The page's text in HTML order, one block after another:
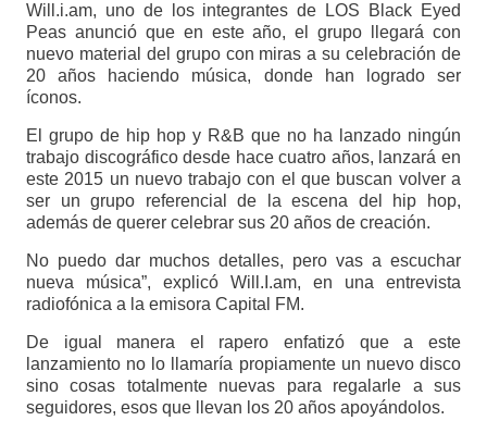
Will.i.am, uno de los integrantes de LOS Black Eyed
Peas anunció que en este año, el grupo llegará con
nuevo material del grupo con miras a su celebración de
20 años haciendo música, donde han logrado ser
íconos.
El grupo de hip hop y R&B que no ha lanzado ningún
trabajo discográfico desde hace cuatro años, lanzará en
este 2015 un nuevo trabajo con el que buscan volver a
ser un grupo referencial de la escena del hip hop,
además de querer celebrar sus 20 años de creación.
No puedo dar muchos detalles, pero vas a escuchar
nueva música”, explicó Will.I.am, en una entrevista
radiofónica a la emisora Capital FM.
De igual manera el rapero enfatizó que a este
lanzamiento no lo llamaría propiamente un nuevo disco
sino cosas totalmente nuevas para regalarle a sus
seguidores, esos que llevan los 20 años apoyándolos.